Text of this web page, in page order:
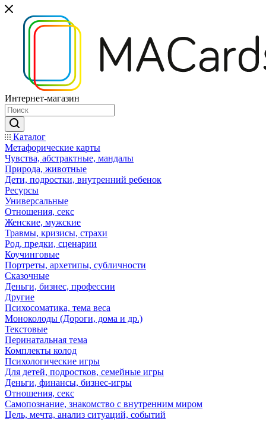
Интернет-магазин
Каталог
Mетафорические карты
Чувства, абстрактные, мандалы
Природа, животные
Дети, подростки, внутренний ребенок
Ресурсы
Универсальные
Отношения, секс
Женские, мужские
Травмы, кризисы, страхи
Род, предки, сценарии
Коучинговые
Портреты, архетипы, субличности
Сказочные
Деньги, бизнес, профессии
Другие
Психосоматика, тема веса
Моноколоды (Дороги, дома и др.)
Текстовые
Перинатальная тема
Комплекты колод
Психологические игры
Для детей, подростков, семейные игры
Деньги, финансы, бизнес-игры
Отношения, секс
Самопознание, знакомство с внутренним миром
Цель, мечта, анализ ситуаций, событий